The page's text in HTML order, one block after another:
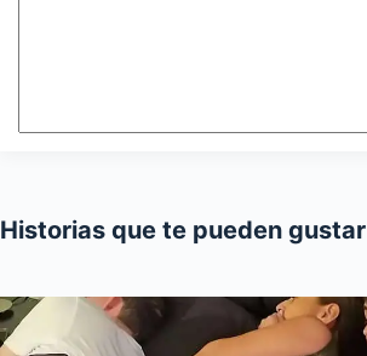
Historias que te pueden gustar